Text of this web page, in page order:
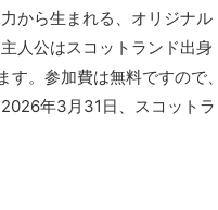
から生まれる、オリジナル
人公はスコットランド出身
。参加費は無料ですので、
年3月31日、スコットラ